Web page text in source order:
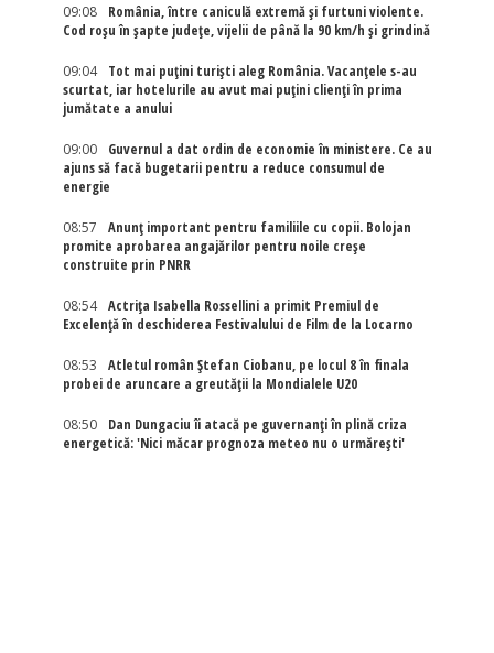
09:08
România, între caniculă extremă și furtuni violente.
Cod roșu în șapte județe, vijelii de până la 90 km/h și grindină
09:04
Tot mai puțini turiști aleg România. Vacanțele s-au
scurtat, iar hotelurile au avut mai puțini clienți în prima
jumătate a anului
09:00
Guvernul a dat ordin de economie în ministere. Ce au
ajuns să facă bugetarii pentru a reduce consumul de
energie
08:57
Anunț important pentru familiile cu copii. Bolojan
promite aprobarea angajărilor pentru noile creșe
construite prin PNRR
08:54
Actriţa Isabella Rossellini a primit Premiul de
Excelenţă în deschiderea Festivalului de Film de la Locarno
08:53
Atletul român Ștefan Ciobanu, pe locul 8 în finala
probei de aruncare a greutății la Mondialele U20
08:50
Dan Dungaciu îi atacă pe guvernanți în plină criza
energetică: 'Nici măcar prognoza meteo nu o urmărești'